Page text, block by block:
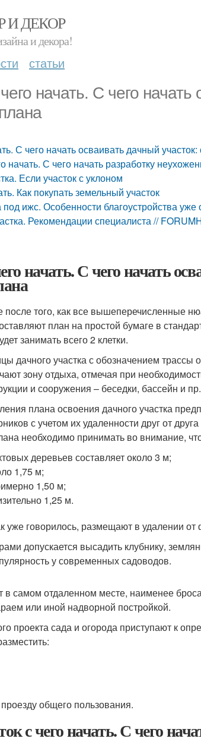
И ДЕКОР
и декора!
статьи
начать. С чего
С чего начать осваивать дачный
начать. С чего начать разработку
Если участок с уклоном
Как покупать земельный участок
ижс. Особенности благоустройства уже
Рекомендации специалиста //
начать. С чего начать
того, как все вышеперечисленные
план на простой бумаге в
занимать всего 2 клетки.
дачного участка с обозначением
зону отдыха, отмечая при
и сооружения – беседки, бассейн и пр.
плана освоения дачного участка
с учетом их удаленности друг от
необходимо принимать во внимание,
деревьев составляет около 3 м;
1,75 м;
1,50 м;
1,25 м.
уже говорилось, размещают в удалении от
допускается высадить клубнику,
у современных садоводов.
в самом отдаленном месте, наименее
или иной надворной постройкой.
проекта сада и огорода приступают к
общего пользования.
с чего начать. С чего